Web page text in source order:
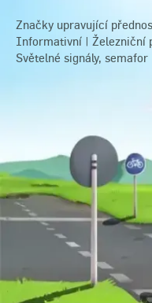
Značky upravující
Informativní | Železniční
Světelné signály, semafor